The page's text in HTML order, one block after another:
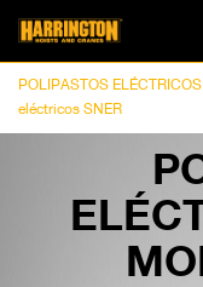
POLIPASTOS ELÉCTRICOS
eléctricos SNER